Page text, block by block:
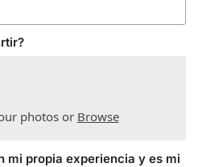
photos or Browse
mi propia experiencia y es mi